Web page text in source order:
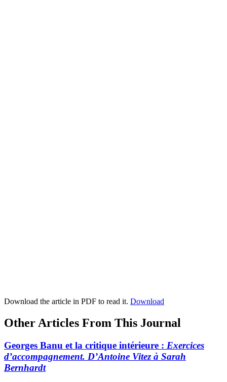
Download the article in PDF to read it. Download
Other Articles From This Journal
Georges Banu et la critique intérieure : Exercices
d’accompagnement. D’Antoine Vitez à Sarah
Bernhardt